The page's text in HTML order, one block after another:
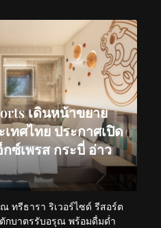
เดินหน้าขยาย
ทศไทย ประกาศเปิด
ซ์เพรส กระบี่ อ่าว
ทรีธารา ริเวอร์ไซด์ รีสอร์ต
กบาตรรับอรุณ พร้อมดื่มด่ำ